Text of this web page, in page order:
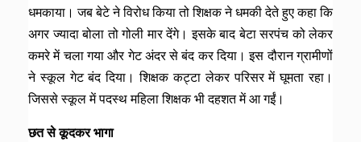
धमकाया। जब बेटे ने विरोध किया तो शिक्षक ने धमकी देते हुए कहा कि
अगर ज्यादा बोला तो गोली मार देंगे। इसके बाद बेटा सरपंच को लेकर
कमरे में चला गया और गेट अंदर से बंद कर दिया। इस दौरान ग्रामीणों
ने स्कूल गेट बंद दिया। शिक्षक कट्टा लेकर परिसर में घूमता रहा।
जिससे स्कूल में पदस्थ महिला शिक्षक भी दहशत में आ गईं।
छत से कूदकर भागा